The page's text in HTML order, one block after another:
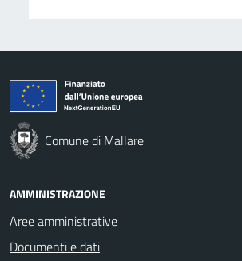
Comune di Mallare
AMMINISTRAZIONE
Aree amministrative
Documenti e dati